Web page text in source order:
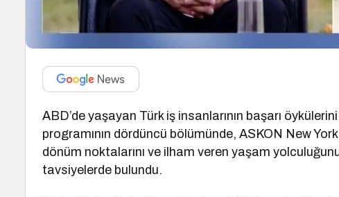
ABD’de yaşayan Türk iş insanlarının başarı
programının dördüncü bölümünde, ASKON New
dönüm noktalarını ve ilham veren yaşam
tavsiyelerde bulundu.